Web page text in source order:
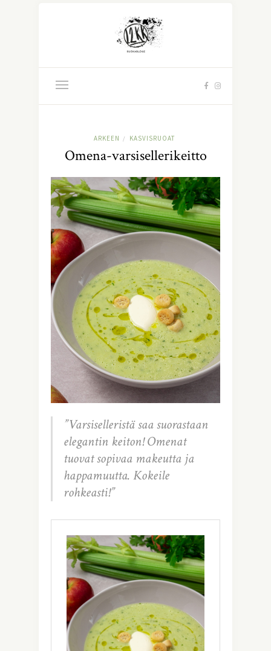
ARKEEN / KASVISRUOAT
Omena-varsisellerikeitto
”Varsiselleristä saa suorastaan
elegantin keiton! Omenat
tuovat sopivaa makeutta ja
happamuutta. Kokeile
rohkeasti!”